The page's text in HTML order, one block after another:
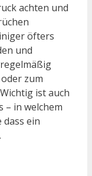
achten und
öfters
und
zum
ist auch
– in welchem
ein